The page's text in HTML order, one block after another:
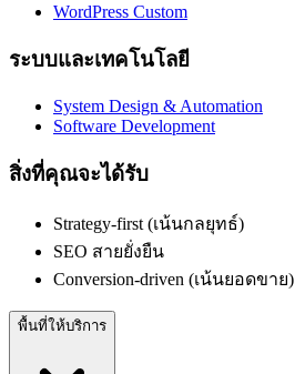
WordPress Custom
ระบบและเทคโนโลยี
System Design & Automation
Software Development
สิ่งที่คุณจะได้รับ
Strategy-first (เน้นกลยุทธ์)
SEO สายยั่งยืน
Conversion-driven (เน้นยอดขาย)
พื้นที่ให้บริการ